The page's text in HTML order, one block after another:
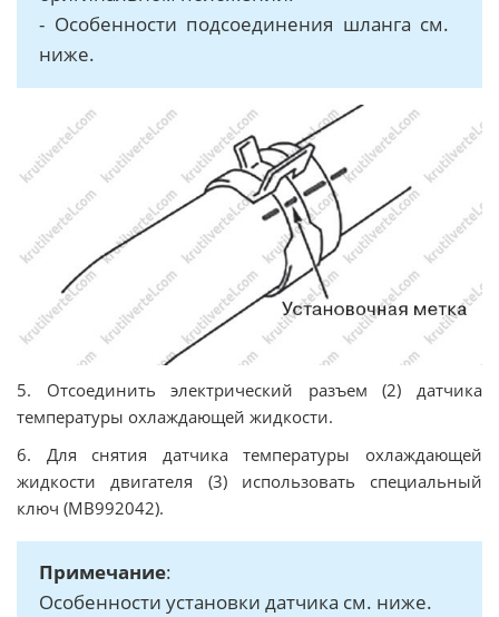
- Особенности подсоединения шланга см.
ниже.
5. Отсоединить электрический разъем (2) датчика
температуры охлаждающей жидкости.
6. Для снятия датчика температуры охлаждающей
жидкости двигателя (3) использовать специальный
ключ (MB992042).
Примечание:
Особенности установки датчика см. ниже.